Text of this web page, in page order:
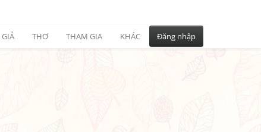
GIẢ THƠ THAM GIA KHÁC Đăng nhập